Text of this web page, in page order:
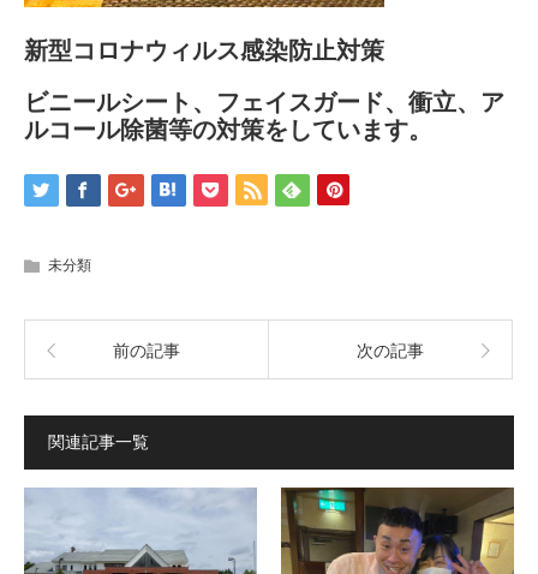
新型コロナウィルス感染防止対策
ビニールシート、フェイスガード、衝立、ア
ルコール除菌等の対策をしています。
未分類
前の記事 次の記事
関連記事一覧